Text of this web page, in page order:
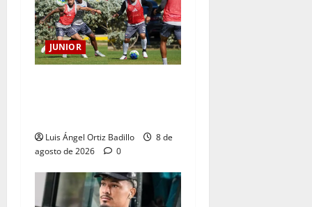
JUNIOR
Luis Ángel Ortiz Badillo
8 de
agosto de 2026
0